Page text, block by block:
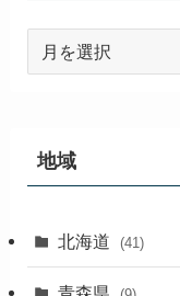
ブ
地域
北海道 (41)
(27)